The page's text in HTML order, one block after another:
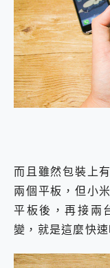
而且雖然包裝上
兩個平板，但小
平板後，再接兩
變，就是這麼快速